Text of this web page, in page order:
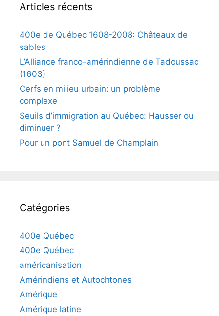
Articles récents
400e de Québec 1608-2008: Châteaux de
sables
L’Alliance franco-amérindienne de Tadoussac
(1603)
Cerfs en milieu urbain: un problème
complexe
Seuils d’immigration au Québec: Hausser ou
diminuer ?
Pour un pont Samuel de Champlain
Catégories
400e Québec
400e Québec
américanisation
Amérindiens et Autochtones
Amérique
Amérique latine